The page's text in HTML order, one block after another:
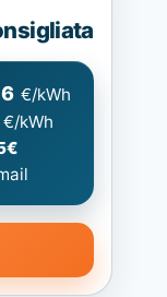
€/kWh
€/kWh